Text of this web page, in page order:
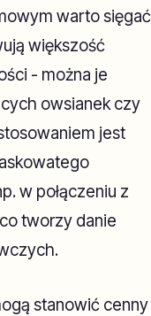
warto sięgać
większość
- można je
owsianek czy
jest
w połączeniu z
tworzy danie
stanowić cenny